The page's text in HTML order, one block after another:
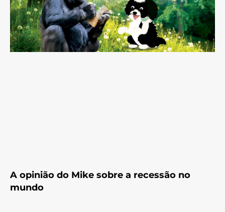
A opinião do Mike sobre a recessão no
mundo